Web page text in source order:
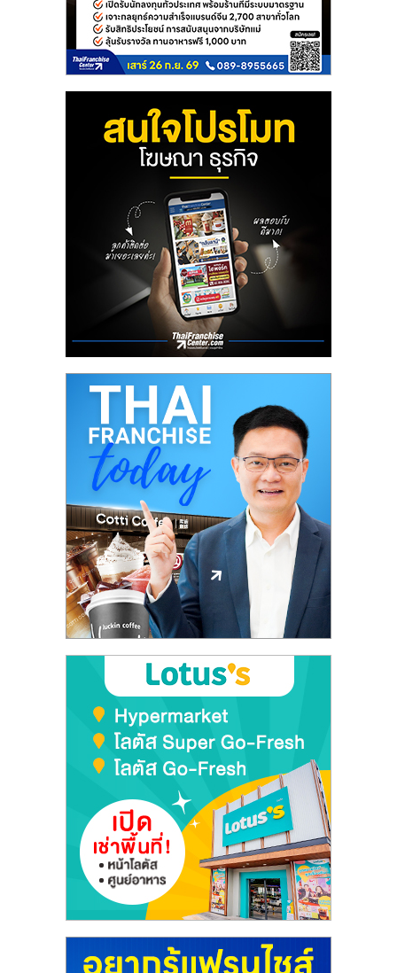
ขาย
ปรึกษา
การ
ลงทุน
และ
ขยาย
ไชส์,